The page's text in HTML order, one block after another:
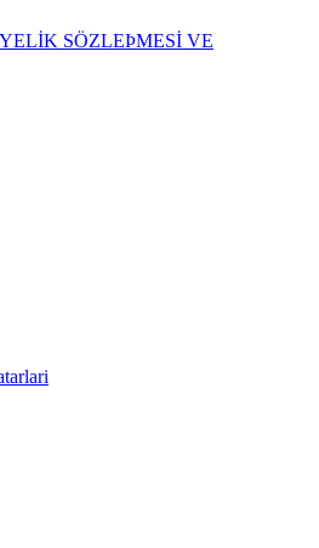
SÖZLEÞMESİ VE